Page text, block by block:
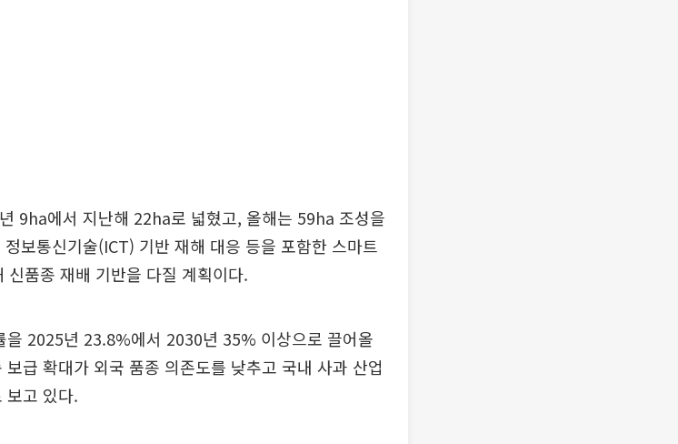
9ha에서 지난해 22ha로 넓혔고, 올해는 59ha 조성을
보통신기술(ICT) 기반 재해 대응 등을 포함한 스마트
품종 재배 기반을 다질 계획이다.
을 2025년 23.8%에서 2030년 35% 이상으로 끌어올
급 확대가 외국 품종 의존도를 낮추고 국내 사과 산업
보고 있다.